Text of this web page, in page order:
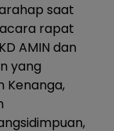
saat
rapat
AMIN dan
yang
Kenanga,